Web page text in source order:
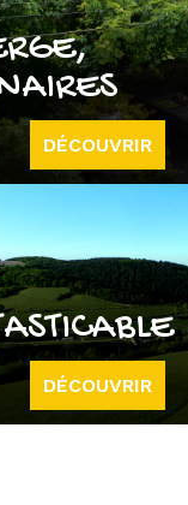
DÉCOUVRIR
DÉCOUVRIR